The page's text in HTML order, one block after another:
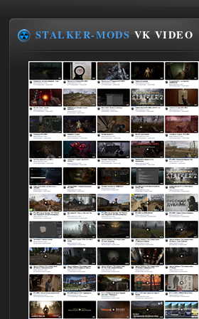
ANOMALY ※ MEDIUM 7.0
19:14
Stalker-Mods-Clan-su
Доступно только для пользователей
Ответить ➤
03.08.2026
Improved Weapon Pack (I.W.P.) - UPD
30.12.25
11:00
Stalker-Mods-Clan-su
Глобальный патч от
31.07.2026.
Устанавливать только
поверх финальной версии все в одном
(Standalone Final) от 29.12.2025!
Доступно только для пользователей
Ответить ➤
03.08.2026
STALKER-MODS VK VIDEO